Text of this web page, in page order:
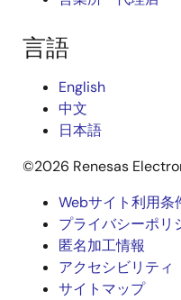
言語
English
中文
日本語
©2026 Renesas
Legal
footer
Webサイト利用条
プライバシーポリ
匿名加工情報
アクセシビリティ
サイトマップ